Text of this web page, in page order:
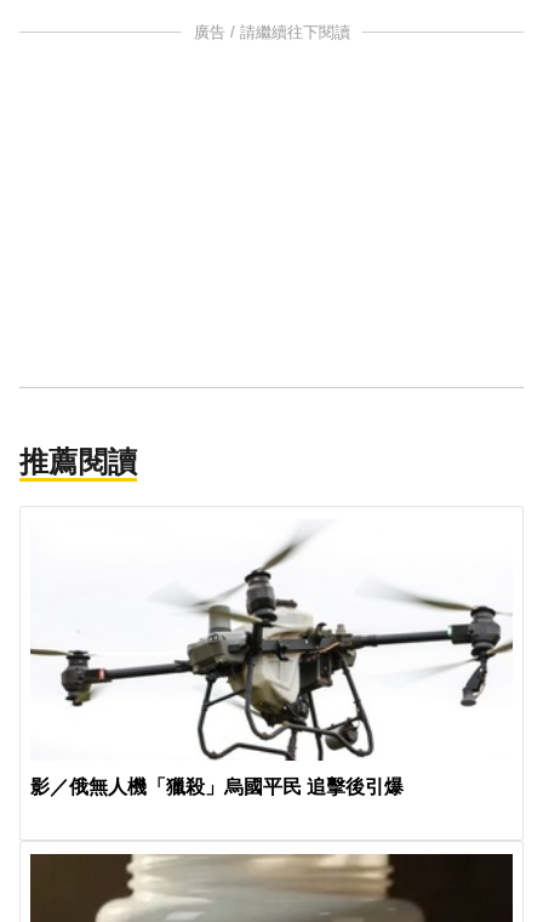
廣告 / 請繼續往下閱讀
推薦閱讀
影／俄無人機「獵殺」烏國平民 追擊後引爆